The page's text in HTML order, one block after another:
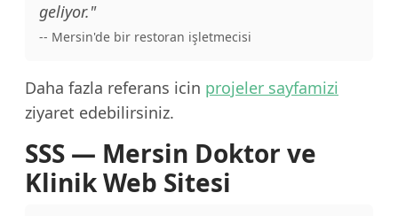
geliyor."
-- Mersin'de bir restoran işletmecisi
Daha fazla referans icin projeler sayfamizi
ziyaret edebilirsiniz.
SSS — Mersin Doktor ve
Klinik Web Sitesi